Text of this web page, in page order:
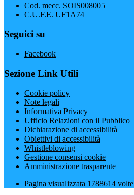
Cod. mecc. SOIS008005
C.U.F.E. UF1A74
Seguici su
Facebook
Sezione Link Utili
Cookie policy
Note legali
Informativa Privacy
Ufficio Relazioni con il Pubblico
Dichiarazione di accessibilità
Obiettivi di accessibilità
Whistleblowing
Gestione consensi cookie
Amministrazione trasparente
Pagina visualizzata 1788614 volte